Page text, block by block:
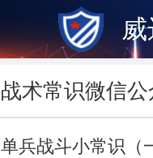
战术常识微信公
单兵战斗小常识（